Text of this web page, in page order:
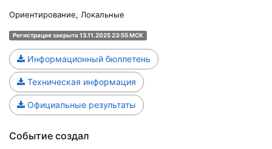
Ориентирование, Локальные
Регистрация закрыта 13.11.2025 23:55 МСК
Информационный бюллетень
Техническая информация
Официальные результаты
Событие создал